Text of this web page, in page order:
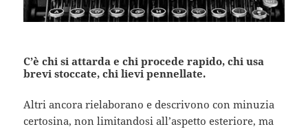
C’è chi si attarda e chi procede rapido, chi usa
brevi stoccate, chi lievi pennellate.
Altri ancora rielaborano e descrivono con minuzia
certosina, non limitandosi all’aspetto esteriore, ma